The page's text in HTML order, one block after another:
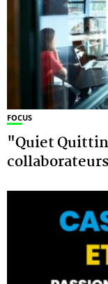
FOCUS
"Quiet